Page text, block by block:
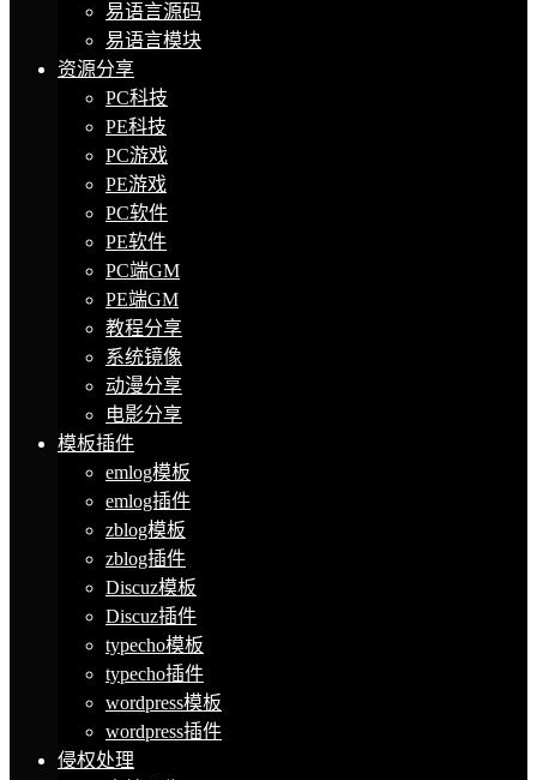
易语言源码
易语言模块
资源分享
PC科技
PE科技
PC游戏
PE游戏
PC软件
PE软件
PC端GM
PE端GM
教程分享
系统镜像
动漫分享
电影分享
模板插件
emlog模板
emlog插件
zblog模板
zblog插件
Discuz模板
Discuz插件
typecho模板
typecho插件
wordpress模板
wordpress插件
侵权处理